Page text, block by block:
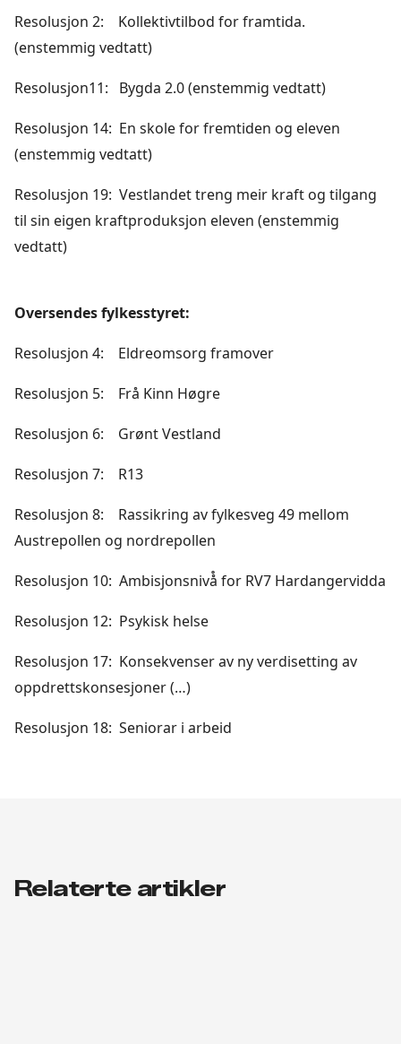
Resolusjon 2: Kollektivtilbod for framtida.
(enstemmig vedtatt)
Resolusjon11: Bygda 2.0 (enstemmig vedtatt)
Resolusjon 14: En skole for fremtiden og eleven
(enstemmig vedtatt)
Resolusjon 19: Vestlandet treng meir kraft og tilgang
til sin eigen kraftproduksjon eleven (enstemmig
vedtatt)
Oversendes fylkesstyret:
Resolusjon 4: Eldreomsorg framover
Resolusjon 5: Frå Kinn Høgre
Resolusjon 6: Grønt Vestland
Resolusjon 7: R13
Resolusjon 8: Rassikring av fylkesveg 49 mellom
Austrepollen og nordrepollen
Resolusjon 10: Ambisjonsnivå̊ for RV7 Hardangervidda
Resolusjon 12: Psykisk helse
Resolusjon 17: Konsekvenser av ny verdisetting av
oppdrettskonsesjoner (…)
Resolusjon 18: Seniorar i arbeid
Relaterte artikler